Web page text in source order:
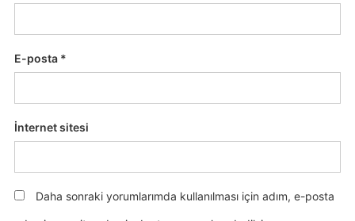
E-posta *
İnternet sitesi
Daha sonraki yorumlarımda kullanılması için adım, e-posta